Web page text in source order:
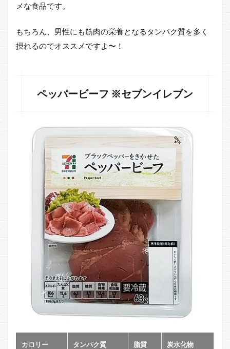
メな食品です。
もちろん、男性にも筋肉の栄養となるタンパク質を多く
摂れるのでオススメですよ〜！
ペッパービーフ ※セブンイレブン
カロリー タンパク質 脂質 炭水化物